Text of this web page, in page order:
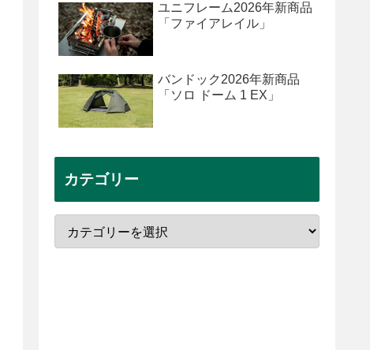
ユニフレーム2026年新商品
「ファイアレイル」
バンドック2026年新商品
「ソロ ドーム 1 EX」
カテゴリー